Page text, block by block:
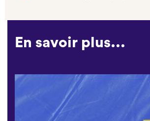
En savoir plus...